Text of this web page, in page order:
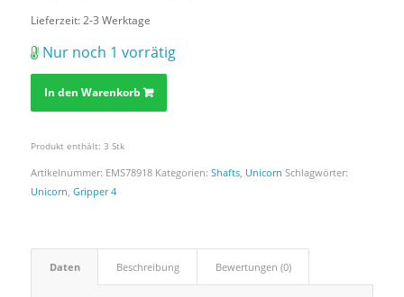
Lieferzeit: 2-3 Werktage
Nur noch 1 vorrätig
In den Warenkorb
Produkt enthält: 3 Stk
Artikelnummer: EMS78918 Kategorien: Shafts, Unicorn Schlagwörter:
Unicorn, Gripper 4
Daten Beschreibung Bewertungen (0)